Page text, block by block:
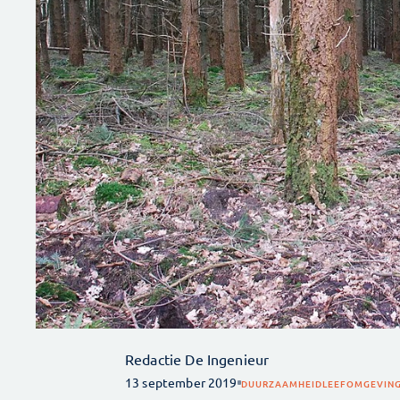
Redactie De Ingenieur
13 september 2019 DUURZAAMHEID